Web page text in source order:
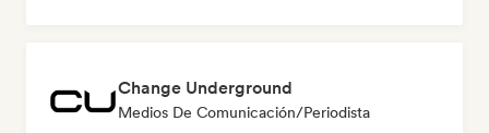
Change Underground
Medios De Comunicación/Periodista